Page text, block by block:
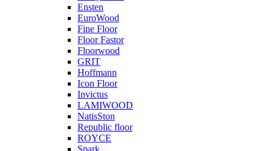
Ensten
EuroWood
Fine Floor
Floor Fastor
Floorwood
GRIT
Hoffmann
Icon Floor
Invictus
LAMIWOOD
NatisSton
Republic floor
ROYCE
Spark